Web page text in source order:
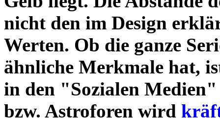
nicht den im Design
Werten. Ob die ganze
ähnliche Merkmale hat,
in den "Sozialen Medien"
bzw. Astroforen wird